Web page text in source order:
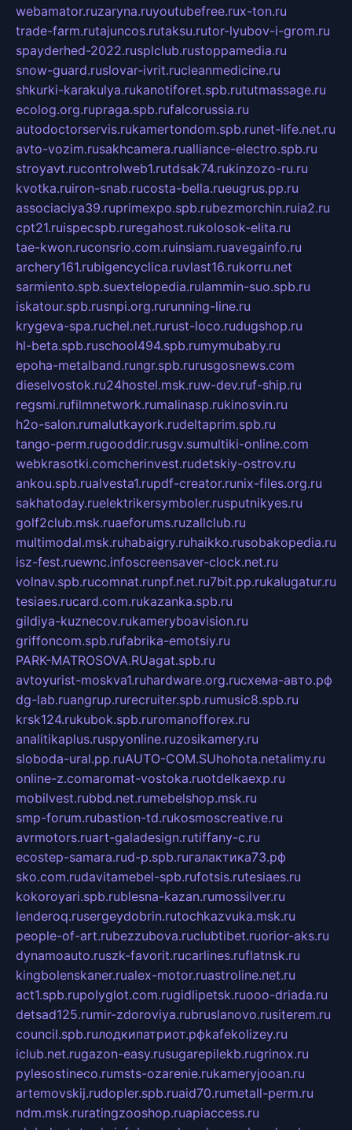
webamator.ruzaryna.ruyoutubefree.rux-ton.ru
trade-farm.rutajuncos.rutaksu.rutor-lyubov-i-grom.ru
spayderhed-2022.rusplclub.rustoppamedia.ru
snow-guard.ruslovar-ivrit.rucleanmedicine.ru
shkurki-karakulya.rukanotiforet.spb.rututmassage.ru
ecolog.org.rupraga.spb.rufalcorussia.ru
autodoctorservis.rukamertondom.spb.runet-life.net.ru
avto-vozim.rusakhcamera.rualliance-electro.spb.ru
stroyavt.rucontrolweb1.rutdsak74.rukinzozo-ru.ru
kvotka.ruiron-snab.rucosta-bella.rueugrus.pp.ru
associaciya39.ruprimexpo.spb.rubezmorchin.ruia2.ru
cpt21.ruispecspb.ruregahost.rukolosok-elita.ru
tae-kwon.ruconsrio.com.ruinsiam.ruavegainfo.ru
archery161.rubigencyclica.ruvlast16.rukorru.net
sarmiento.spb.suextelopedia.rulammin-suo.spb.ru
iskatour.spb.rusnpi.org.rurunning-line.ru
krygeva-spa.ruchel.net.rurust-loco.rudugshop.ru
hl-beta.spb.ruschool494.spb.rumymubaby.ru
epoha-metalband.rungr.spb.rurusgosnews.com
dieselvostok.ru24hostel.msk.ruw-dev.ruf-ship.ru
regsmi.rufilmnetwork.rumalinasp.rukinosvin.ru
h2o-salon.rumalutkayork.rudeltaprim.spb.ru
tango-perm.rugooddir.rusgv.sumultiki-online.com
webkrasotki.comcherinvest.rudetskiy-ostrov.ru
ankou.spb.rualvesta1.rupdf-creator.runix-files.org.ru
sakhatoday.ruelektrikersymboler.rusputnikyes.ru
golf2club.msk.ruaeforums.ruzallclub.ru
multimodal.msk.ruhabaigry.ruhaikko.rusobakopedia.ru
isz-fest.ruewnc.infoscreensaver-clock.net.ru
volnav.spb.rucomnat.runpf.net.ru7bit.pp.rukalugatur.ru
tesiaes.rucard.com.rukazanka.spb.ru
gildiya-kuznecov.rukameryboavision.ru
griffoncom.spb.rufabrika-emotsiy.ru
PARK-MATROSOVA.RUagat.spb.ru
avtoyurist-moskva1.ruhardware.org.ruсхема-авто.рф
dg-lab.ruangrup.rurecruiter.spb.rumusic8.spb.ru
krsk124.rukubok.spb.ruromanofforex.ru
analitikaplus.ruspyonline.ruzosikamery.ru
sloboda-ural.pp.ruAUTO-COM.SUhohota.netalimy.ru
online-z.comaromat-vostoka.ruotdelkaexp.ru
mobilvest.rubbd.net.rumebelshop.msk.ru
smp-forum.rubastion-td.rukosmoscreative.ru
avrmotors.ruart-galadesign.rutiffany-c.ru
ecostep-samara.rud-p.spb.ruгалактика73.рф
sko.com.rudavitamebel-spb.rufotsis.rutesiaes.ru
kokoroyari.spb.rublesna-kazan.rumossilver.ru
lenderoq.rusergeydobrin.rutochkazvuka.msk.ru
people-of-art.rubezzubova.ruclubtibet.ruorior-aks.ru
dynamoauto.ruszk-favorit.rucarlines.ruflatnsk.ru
kingbolenskaner.rualex-motor.ruastroline.net.ru
act1.spb.rupolyglot.com.rugidlipetsk.ruooo-driada.ru
detsad125.rumir-zdoroviya.rubruslanovo.rusiterem.ru
council.spb.ruлодкипатриот.рфkafekolizey.ru
iclub.net.rugazon-easy.rusugarepilekb.rugrinox.ru
pylesostineco.rumsts-ozarenie.rukameryjooan.ru
artemovskij.rudopler.spb.ruaid70.rumetall-perm.ru
ndm.msk.ruratingzooshop.ruapiaccess.ru